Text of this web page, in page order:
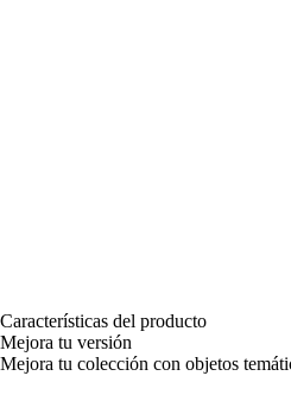
Características del producto
Mejora tu versión
Mejora tu colección con objetos